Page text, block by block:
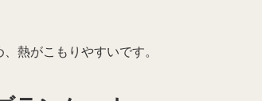
熱がこもりやすいです。